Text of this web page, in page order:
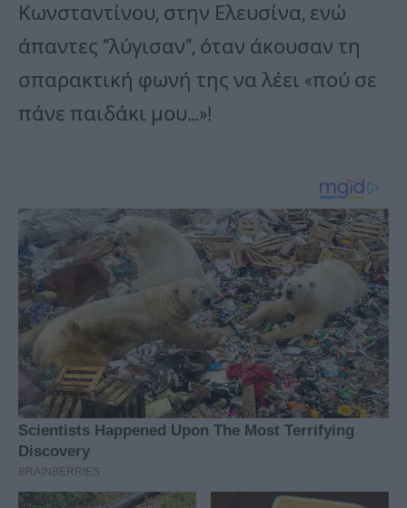
Κωνσταντίνου, στην Ελευσίνα, ενώ
άπαντες “λύγισαν”, όταν άκουσαν τη
σπαρακτική φωνή της να λέει «πού σε
πάνε παιδάκι μου…»!